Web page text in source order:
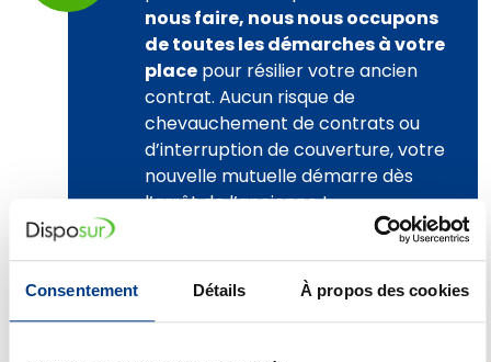
Consentement Détails À propos des cookies
nous faire, nous nous occupons
de toutes les démarches à votre
place pour résilier votre ancien
contrat. Aucun risque de
chevauchement de contrats ou
d’interruption de couverture, votre
nouvelle mutuelle démarre dès
l’arrêt de l’ancienne !